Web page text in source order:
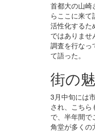
首都大の山崎
らここに来
活性化するた
ではありませ
調査を行なっ
て語った。
街の
3月中旬には
され、こちら
で、半年間で
角堂が多くの